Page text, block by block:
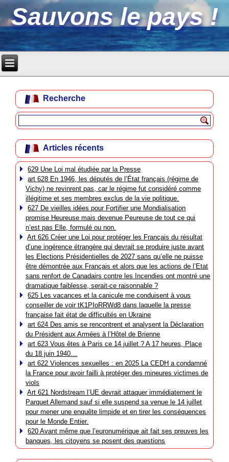
Sauvons le pays !
Recherche
Articles récents
629 Une Loi mal étudiée par la Presse
art 628 En 1946, les députés de l’État français (régime de
Vichy) ne revinrent pas, car le régime fut considéré comme
illégitime et ses membres exclus de la vie politique.
627 De vieilles idées pour Fortifier une Mondialisation
promise Heureuse mais devenue Peureuse de tout ce qui
n’est pas Elle, formulé ou non.
Art 626 Créer une Loi pour protéger les Français du résultat
d’une ingérence étrangère qui devrait se produire juste avant
les Elections Présidentielles de 2027 sans qu’elle ne puisse
être démontrée aux Français et alors que les actions de l’Etat
sans renfort de Canadairs contre les Incendies ont montré une
dramatique faiblesse, serait-ce raisonnable ?
625 Les vacances et la canicule me conduisent à vous
conseiller de voir tK1PIoRRWd8 dans laquelle la presse
française fait état de difficultés en Ukraine
art 624 Des amis se rencontrent et analysent la Déclaration
du Président aux Armées à l’Hôtel de Brienne
art 623 Vous êtes à Paris ce 14 juillet ? A 17 heures, Place
du 18 juin 1940…
art 622 Violences sexuelles : en 2025 La CEDH a condamné
la France pour avoir failli à protéger des mineures victimes de
viols
Art 621 Nordstream l’UE devrait attaquer immédiatement le
Parquet Allemand sauf si elle suspend sa venue le 14 juillet
pour mener une enquête limpide et en tirer les conséquences
pour le Monde Entier.
620 Avant même que l’euronumérique ait fait ses preuves les
banques, les citoyens se posent des questions